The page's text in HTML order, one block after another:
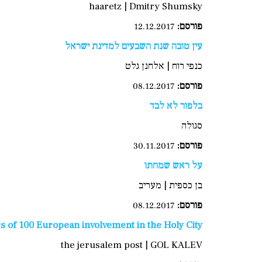
haaretz | Dmitry Shumsky
פורסם:
עין טובה שנת השבעים למדינת ישראל
כנפי רוח | אלחנן גלט
פורסם:
בלפור לא לבד
סגולה
פורסם:
על ראש שמחתו
בן כספית | מעריב
פורסם:
of 100 European involvement in the Holy City
the jerusalem post | GOL KALEV